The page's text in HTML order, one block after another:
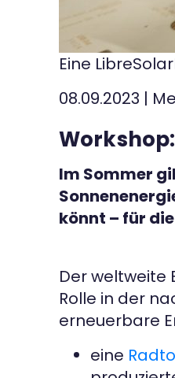
Eine
08.09.2023 |
Im Sommer
könnt – für
Der weltweite
Rolle in der
erneuerbare
eine